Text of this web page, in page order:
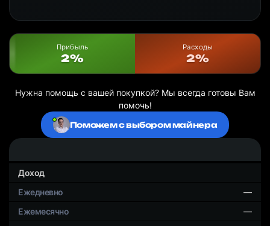
Прибыль
2%
Расходы
2%
Нужна помощь с вашей покупкой? Мы всегда готовы Вам
помочь!
Поможем с выбором майнера
Доход
—
—